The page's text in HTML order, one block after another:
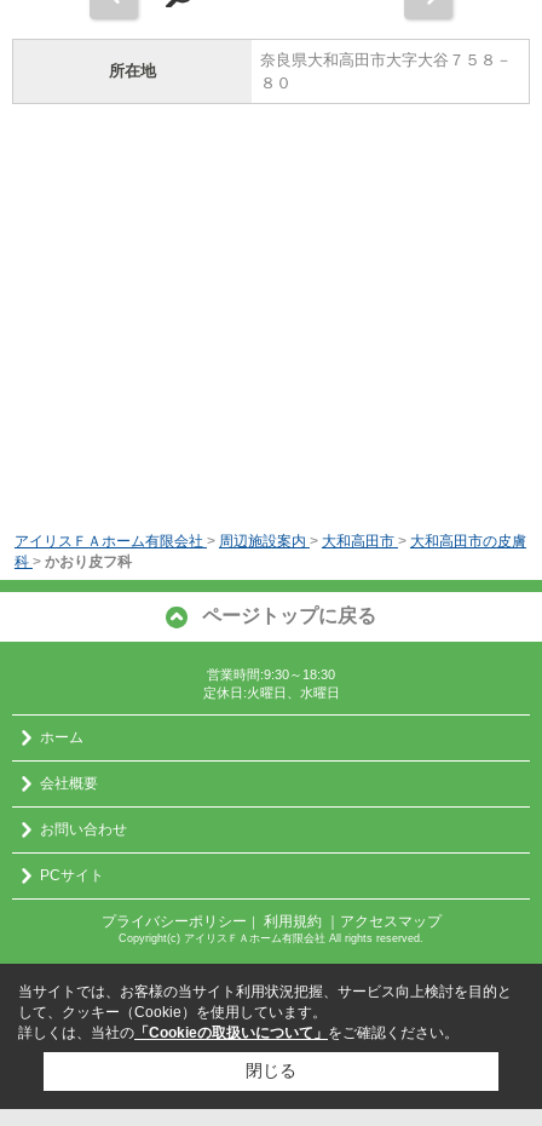
所在地
奈良県大和高田市大字大谷７５８－
８０
アイリスＦＡホーム有限会社 > 周辺施設案内 > 大和高田市 > 大和高田市の皮膚
科 > かおり皮フ科
ページトップに戻る
営業時間:9:30～18:30
定休日:火曜日、水曜日
ホーム
会社概要
お問い合わせ
PCサイト
プライバシーポリシー ｜ 利用規約 ｜アクセスマップ
Copyright(c) アイリスＦＡホーム有限会社 All rights reserved.
当サイトでは、お客様の当サイト利用状況把握、サービス向上検討を目的と
して、クッキー（Cookie）を使用しています。
詳しくは、当社の 「Cookieの取扱いについて」 をご確認ください。
閉じる